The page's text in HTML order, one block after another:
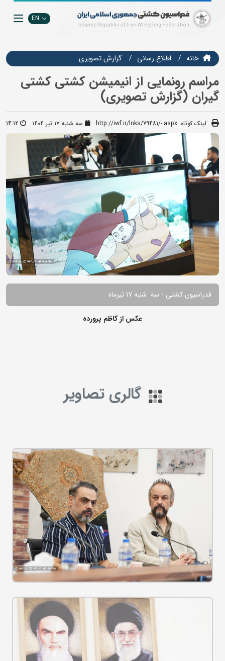
EN
خانه اطلاع رسانی گزارش تصويري
مراسم رونمایی از انیمیشن کشتی کشتی
گیران (گزارش تصویری)
لینک کوتاه: http://iwf.ir/lnks/79481/-.aspx سه شنبه ۱۷ تیر ۱۴۰۴ 14:12
فدراسیون کشتی - سه شنبه 17 تیرماه
عکس از کاظم پرورده
گالری تصاویر